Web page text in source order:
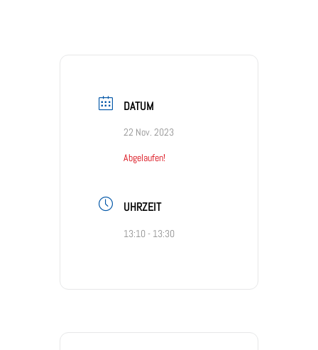
DATUM
22 Nov. 2023
Abgelaufen!
UHRZEIT
13:10 - 13:30